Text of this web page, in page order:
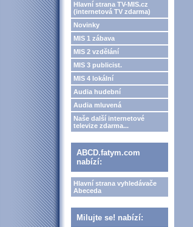
Hlavní strana TV-MIS.cz
(internetová TV zdarma)
Novinky
MIS 1 zábava
MIS 2 vzdělání
MIS 3 publicist.
MIS 4 lokální
Audia hudební
Audia mluvená
Naše další internetové
televize zdarma...
ABCD.fatym.com
nabízí:
Hlavní strana vyhledávače
Abeceda
Milujte se! nabízí: